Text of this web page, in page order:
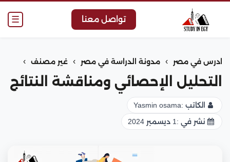
☰ تواصل معنا
ادرس في مصر › مدونة الدراسة في مصر › غير مصنف ›
التحليل الإحصائي ومناقشة النتائج
الكاتب :Yasmin osama
نشر في : 1 ديسمبر 2024